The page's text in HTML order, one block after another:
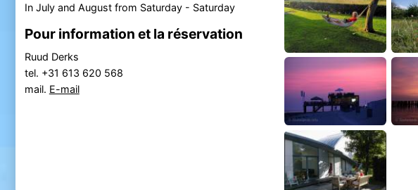
In July and August from Saturday - Saturday
Pour information et la réservation
Ruud Derks
tel. +31 613 620 568
mail. E-mail